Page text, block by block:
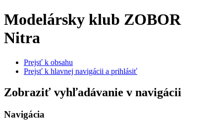
Modelársky klub ZOBOR
Nitra
Prejsť k obsahu
Prejsť k hlavnej navigácii a prihlásiť
Zobraziť vyhľadávanie v navigácii
Navigácia